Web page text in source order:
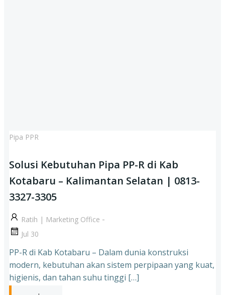
Pipa PPR
Solusi Kebutuhan Pipa PP-R di Kab
Kotabaru – Kalimantan Selatan | 0813-
3327-3305
Ratih | Marketing Office -
Jul 30
PP-R di Kab Kotabaru – Dalam dunia konstruksi
modern, kebutuhan akan sistem perpipaan yang kuat,
higienis, dan tahan suhu tinggi […]